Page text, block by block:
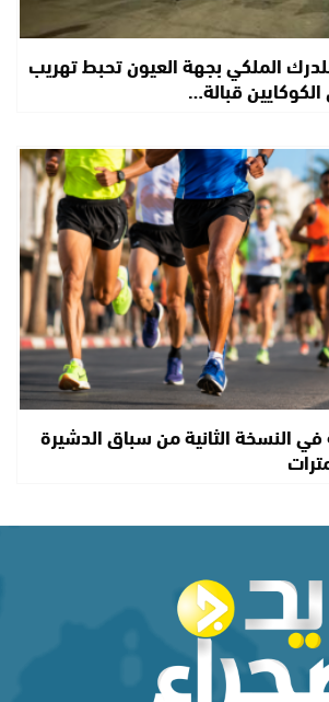
الملكي بجهة العيون تحبط تهريب
في النسخة الثانية من سباق الدشيرة